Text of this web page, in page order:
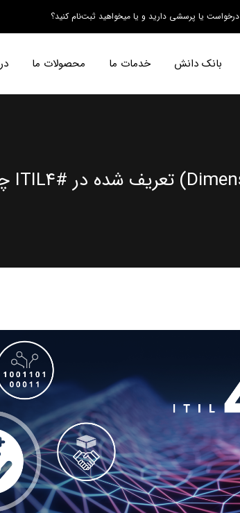
درخواست یا پرسشی دارید و یا میخواهید ثبت‌نام کنید؟
بانک دانش خدمات ما محصولات ما